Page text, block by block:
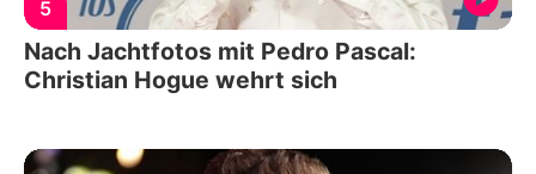
5
Nach Jachtfotos mit Pedro Pascal:
Christian Hogue wehrt sich